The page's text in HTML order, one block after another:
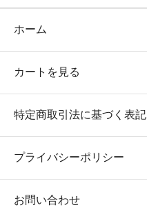
ホーム
カートを見る
特定商取引法に基づく表記
プライバシーポリシー
お問い合わせ